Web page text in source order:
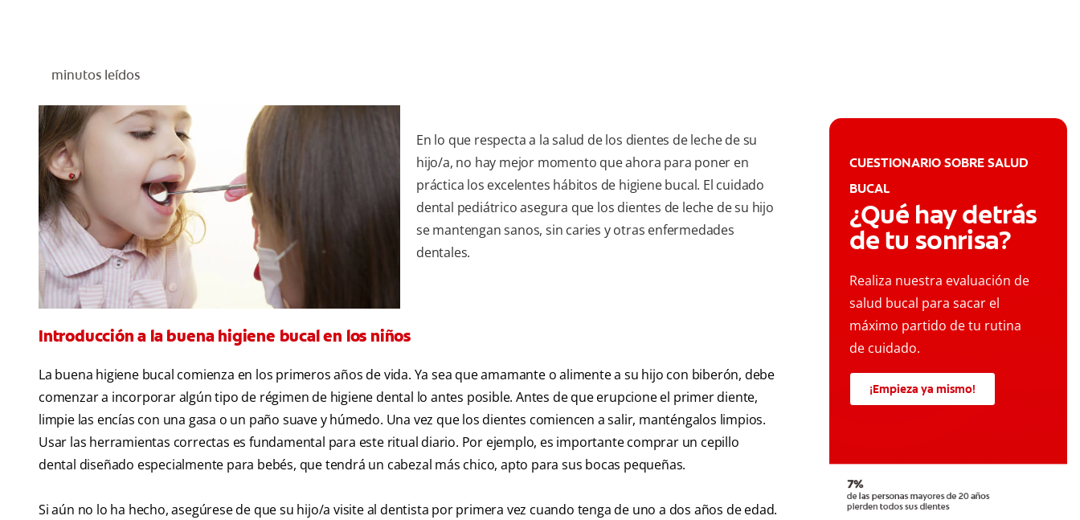
minutos leídos
En lo que respecta a la salud de los dientes de leche de su
hijo/a, no hay mejor momento que ahora para poner en
práctica los excelentes hábitos de higiene bucal. El cuidado
dental pediátrico asegura que los dientes de leche de su hijo
se mantengan sanos, sin caries y otras enfermedades
dentales.
Introducción a la buena higiene bucal en los niños
La buena higiene bucal comienza en los primeros años de vida. Ya sea que amamante o alimente a su hijo con biberón, debe
comenzar a incorporar algún tipo de régimen de higiene dental lo antes posible. Antes de que erupcione el primer diente,
limpie las encías con una gasa o un paño suave y húmedo. Una vez que los dientes comiencen a salir, manténgalos limpios.
Usar las herramientas correctas es fundamental para este ritual diario. Por ejemplo, es importante comprar un cepillo
dental diseñado especialmente para bebés, que tendrá un cabezal más chico, apto para sus bocas pequeñas.
Si aún no lo ha hecho, asegúrese de que su hijo/a visite al dentista por primera vez cuando tenga de uno a dos años de edad.
CUESTIONARIO SOBRE SALUD
BUCAL
¿Qué hay detrás
de tu sonrisa?
Realiza nuestra evaluación de
salud bucal para sacar el
máximo partido de tu rutina
de cuidado.
¡Empieza ya mismo!